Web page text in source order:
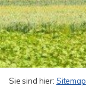
Sie sind hier: Sitemap